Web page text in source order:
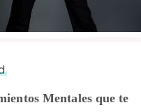
Mentales que te